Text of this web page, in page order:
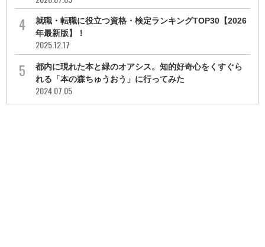
就職・転職に役立つ資格・検定ランキングTOP30【2026
年最新版】！
2025.12.17
都内に現れた本と緑のオアシス。知的好奇心をくすぐら
れる「本の森ちゅうおう」に行ってみた
2024.07.05